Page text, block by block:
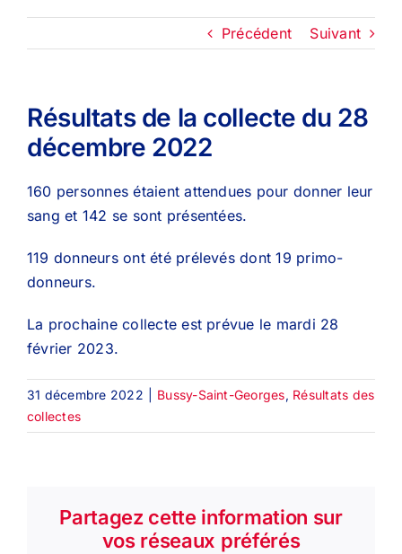
Précédent Suivant
Résultats de la collecte du 28
décembre 2022
160 personnes étaient attendues pour donner leur
sang et 142 se sont présentées.
119 donneurs ont été prélevés dont 19 primo-
donneurs.
La prochaine collecte est prévue le mardi 28
février 2023.
31 décembre 2022 Bussy-Saint-Georges, Résultats des
collectes
Partagez cette information sur
vos réseaux préférés